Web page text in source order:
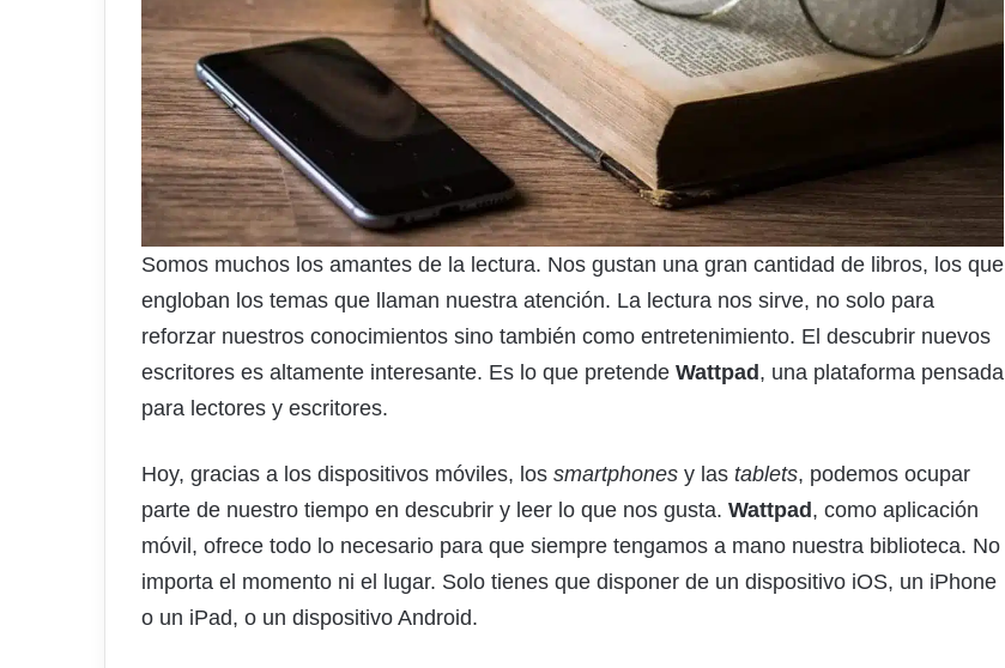
Somos muchos los amantes de la lectura. Nos gustan una gran cantidad de libros, los que
engloban los temas que llaman nuestra atención. La lectura nos sirve, no solo para
reforzar nuestros conocimientos sino también como entretenimiento. El descubrir nuevos
escritores es altamente interesante. Es lo que pretende Wattpad , una plataforma pensada
para lectores y escritores.
Hoy, gracias a los dispositivos móviles, los smartphones y las tablets, podemos ocupar
parte de nuestro tiempo en descubrir y leer lo que nos gusta. Wattpad , como aplicación
móvil, ofrece todo lo necesario para que siempre tengamos a mano nuestra biblioteca. No
importa el momento ni el lugar. Solo tienes que disponer de un dispositivo iOS, un iPhone
o un iPad, o un dispositivo Android.